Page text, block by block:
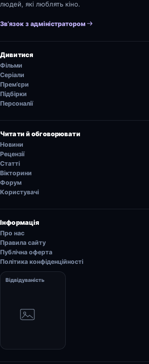
людей, які люблять кіно.
Зв’язок з адміністратором
Дивитися
Фільми
Серіали
Прем’єри
Підбірки
Персоналії
Читати й обговорювати
Новини
Рецензії
Статті
Вікторини
Форум
Користувачі
Інформація
Про нас
Правила сайту
Публічна оферта
Політика конфіденційності
Відвідуваність